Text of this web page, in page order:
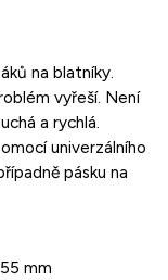
na blatníky.
vyřeší. Není
a rychlá.
univerzálního
pásku na
mm